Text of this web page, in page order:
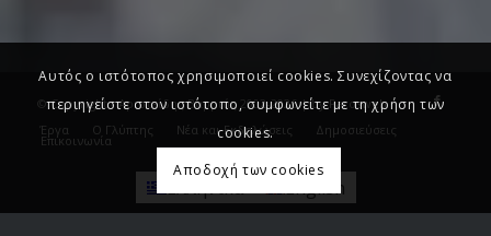
© Copyright - Αριστείδης Βαρριάς 2002-2026 | byParosweb
Έργα
Ο Γλύπτης Νέα και Εκδηλώσεις Δημοσιεύσεις
Επικοινωνία
Αυτός ο ιστότοπος χρησιμοποιεί cookies. Συνεχίζοντας να
περιηγείστε στον ιστότοπο, συμφωνείτε με τη χρήση των
cookies.
Αποδοχή των cookies
Ελληνικα English